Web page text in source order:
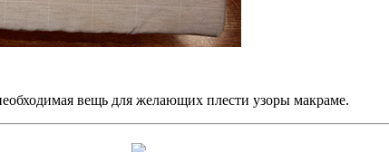
вещь для желающих плести узоры макраме.